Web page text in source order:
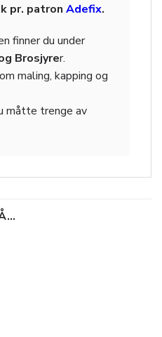
pr. patron Adefix.
finner du under
Brosjyrer.
maling, kapping og
måtte trenge av